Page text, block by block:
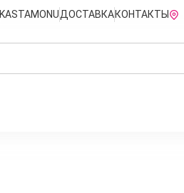
KASTAMONUДОСТАВКА КОНТАКТЫ